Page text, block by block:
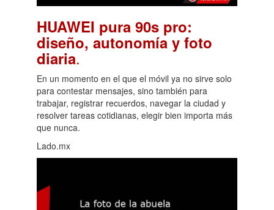
HUAWEI pura 90s pro:
diseño, autonomía y foto
diaria.
En un momento en el que el móvil ya no sirve solo
para contestar mensajes, sino también para
trabajar, registrar recuerdos, navegar la ciudad y
resolver tareas cotidianas, elegir bien importa más
que nunca.
Lado.mx